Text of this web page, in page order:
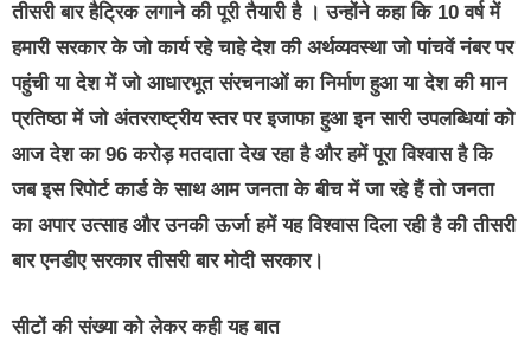
तीसरी बार हैट्रिक लगाने की पूरी तैयारी है । उन्होंने कहा कि 10 वर्ष में
हमारी सरकार के जो कार्य रहे चाहे देश की अर्थव्यवस्था जो पांचवें नंबर पर
पहुंची या देश में जो आधारभूत संरचनाओं का निर्माण हुआ या देश की मान
प्रतिष्ठा में जो अंतरराष्ट्रीय स्तर पर इजाफा हुआ इन सारी उपलब्धियां को
आज देश का 96 करोड़ मतदाता देख रहा है और हमें पूरा विश्वास है कि
जब इस रिपोर्ट कार्ड के साथ आम जनता के बीच में जा रहे हैं तो जनता
का अपार उत्साह और उनकी ऊर्जा हमें यह विश्वास दिला रही है की तीसरी
बार एनडीए सरकार तीसरी बार मोदी सरकार।
सीटों की संख्या को लेकर कही यह बात